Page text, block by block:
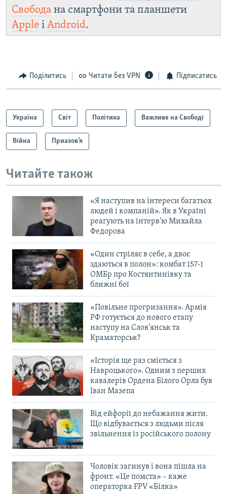
Свобода на смартфони та планшети
Apple і Android.
Поділитись Читати без VPN Підписатись
Україна Світ Політика Важливе на Свободі
Війна Приазов’я
Читайте також
«Я наступив на інтереси багатьох
людей і компаній». Як в Україні
реагують на інтерв’ю Михайла
Федорова
«Один стріляє в себе, а двоє
здаються в полон»: комбат 157-ї
ОМБр про Костянтинівку та
ближні бої
«Повільне прогризання». Армія
РФ готується до нового етапу
наступу на Слов’янськ та
Краматорськ?
«Історія ще раз сміється з
Навроцького». Одним з перших
кавалерів Ордена Білого Орла був
Іван Мазепа
Від ейфорії до небажання жити.
Що відбувається з людьми після
звільнення із російського полону
Чоловік загинув і вона пішла на
фронт. «Це помста» – каже
операторка FPV «Білка»